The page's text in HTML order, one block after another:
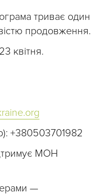
триває один
продовження.
квітня.
+380503701982
МОН
—